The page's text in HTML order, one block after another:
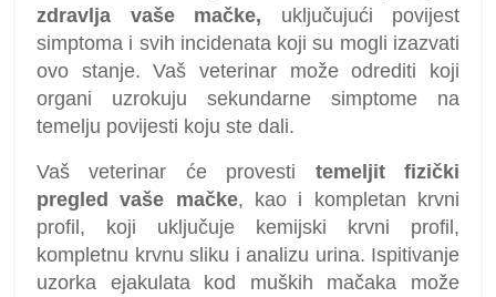
zdravlja vaše mačke, uključujući povijest
simptoma i svih incidenata koji su mogli izazvati
ovo stanje. Vaš veterinar može odrediti koji
organi uzrokuju sekundarne simptome na
temelju povijesti koju ste dali.
Vaš veterinar će provesti temeljit fizički
pregled vaše mačke, kao i kompletan krvni
profil, koji uključuje kemijski krvni profil,
kompletnu krvnu sliku i analizu urina. Ispitivanje
uzorka ejakulata kod muških mačaka može